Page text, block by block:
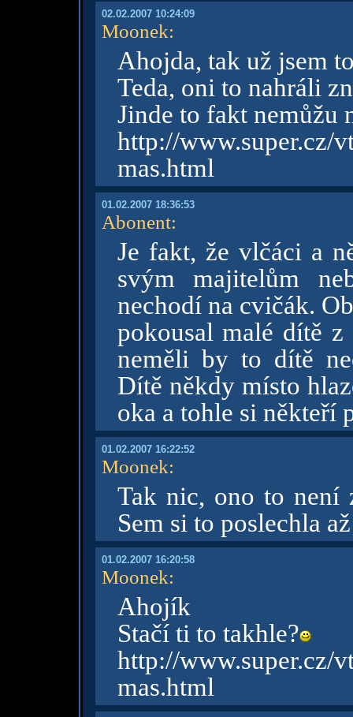
02.02.2007 10:24:09
Moonek:
Ahojda, tak už jsem
Teda, oni to nahráli
Jinde to fakt nemůžu
http://
mas.html
01.02.2007 18:36:53
Abonent:
Je fakt, že vlčáci a
svým majitelům
nechodí na cvičák.
pokousal malé dítě
neměli by to dítě
Dítě někdy místo
oka a tohle si někteří
01.02.2007 16:22:52
Moonek:
Tak nic, ono to není
Sem si to poslechla
01.02.2007 16:20:58
Moonek:
Ahojík
Stačí ti to takhle?
http://
mas.html